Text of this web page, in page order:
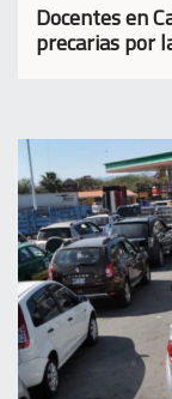
Docentes en
precarias por